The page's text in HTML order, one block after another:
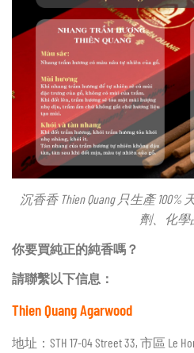
沉香香 Thien Quang 只生產
劑、化學
你要買純正的純香嗎？
請聯繫以下信息：
Thien Quang Agarwood
地址：STH 17-04 Street 33, 市區 Le